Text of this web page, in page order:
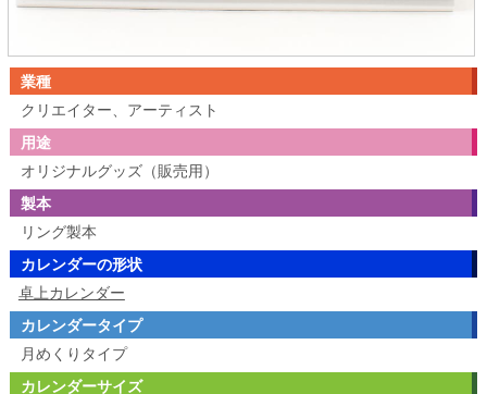
業種
クリエイター、アーティスト
用途
オリジナルグッズ（販売用）
製本
リング製本
カレンダーの形状
卓上カレンダー
カレンダータイプ
月めくりタイプ
カレンダーサイズ